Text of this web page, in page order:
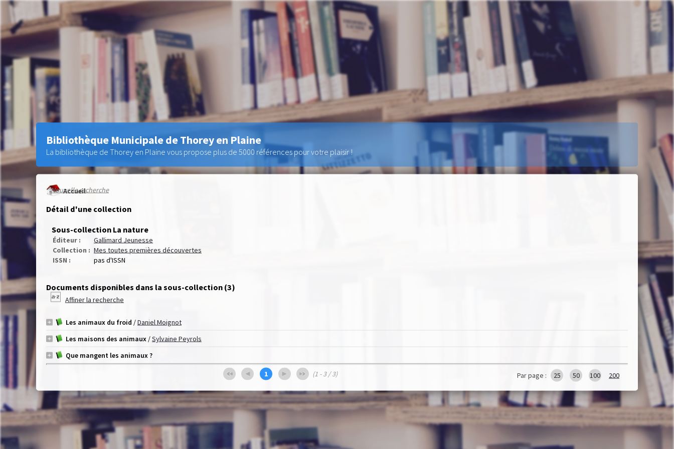
Accueil
Nouvelle recherche
Détail d'une collection
Sous-collection La nature
Éditeur :
Gallimard Jeunesse
Collection : Mes toutes premières découvertes
ISSN :
pas d'ISSN
Documents disponibles dans la sous-collection (3)
Affiner la recherche
Les animaux du froid /Daniel Moignot
Les maisons des animaux /Sylvaine Peyrols
Que mangent les animaux ?
1 (1 - 3 / 3) Par page : 25 50 100 200
Bibliothèque Municipale de Thorey en Plaine
La bibliothèque de Thorey en Plaine vous propose plus de 5000 références pour votre plaisir !